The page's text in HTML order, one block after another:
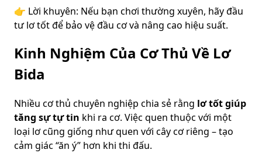
👉 Lời khuyên: Nếu bạn chơi thường xuyên, hãy đầu
tư lơ tốt để bảo vệ đầu cơ và nâng cao hiệu suất.
Kinh Nghiệm Của Cơ Thủ Về Lơ
Bida
Nhiều cơ thủ chuyên nghiệp chia sẻ rằng lơ tốt giúp
tăng sự tự tin khi ra cơ. Việc quen thuộc với một
loại lơ cũng giống như quen với cây cơ riêng – tạo
cảm giác “ăn ý” hơn khi thi đấu.